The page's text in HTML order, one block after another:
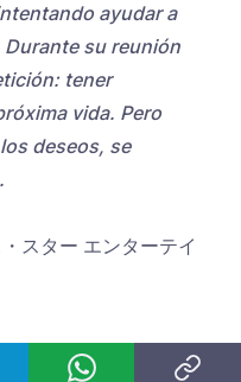
ayudar a
su reunión
tener
vida. Pero
deseos, se
スター エンターテイ